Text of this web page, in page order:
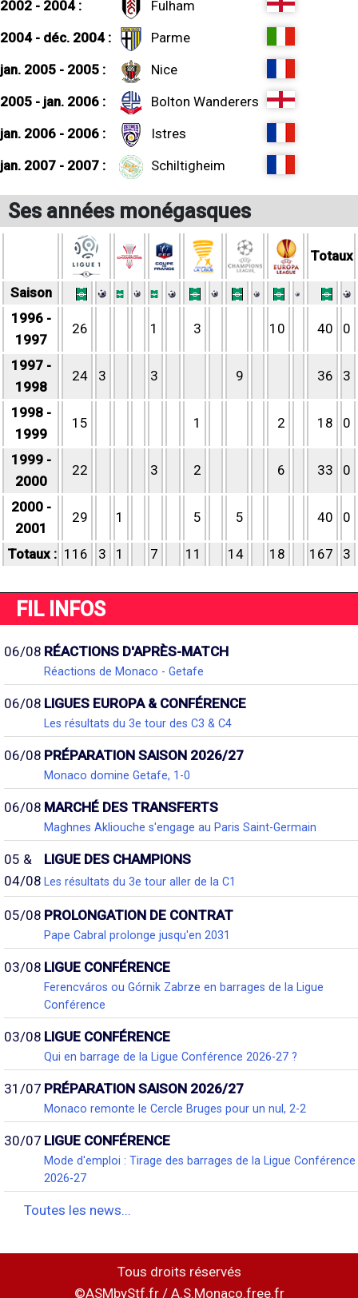
2002 - 2004 :
Fulham
2004 - déc. 2004 :
Parme
jan. 2005 - 2005 :
Nice
2005 - jan. 2006 :
Bolton Wanderers
jan. 2006 - 2006 :
Istres
jan. 2007 - 2007 :
Schiltigheim
Ses années monégasques
Totaux
Saison
1996 -
1997
26 1 3 10 40 0
1997 -
1998
24 3 3 9 36 3
1998 -
1999
15 1 2 18 0
1999 -
2000
22 3 2 6 33 0
2000 -
2001
29 1 5 5 40 0
Totaux : 116 3 1 7 11 14 18 167 3
FIL INFOS
06/08 RÉACTIONS D'APRÈS-MATCH
Réactions de Monaco - Getafe
06/08 LIGUES EUROPA & CONFÉRENCE
Les résultats du 3e tour des C3 & C4
06/08 PRÉPARATION SAISON 2026/27
Monaco domine Getafe, 1-0
06/08 MARCHÉ DES TRANSFERTS
Maghnes Akliouche s'engage au Paris Saint-Germain
05 &
04/08
LIGUE DES CHAMPIONS
Les résultats du 3e tour aller de la C1
05/08 PROLONGATION DE CONTRAT
Pape Cabral prolonge jusqu'en 2031
03/08 LIGUE CONFÉRENCE
Ferencváros ou Górnik Zabrze en barrages de la Ligue
Conférence
03/08 LIGUE CONFÉRENCE
Qui en barrage de la Ligue Conférence 2026-27 ?
31/07 PRÉPARATION SAISON 2026/27
Monaco remonte le Cercle Bruges pour un nul, 2-2
30/07 LIGUE CONFÉRENCE
Mode d'emploi : Tirage des barrages de la Ligue Conférence
2026-27
Toutes les news...
Tous droits réservés
©ASMbyStf.fr / A.S.Monaco.free.fr